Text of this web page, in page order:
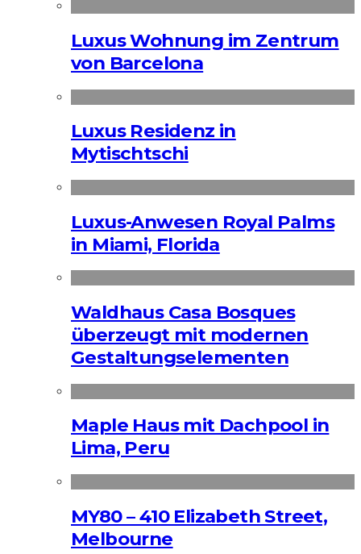
Luxus Wohnung im Zentrum
von Barcelona
Luxus Residenz in
Mytischtschi
Luxus-Anwesen Royal Palms
in Miami, Florida
Waldhaus Casa Bosques
überzeugt mit modernen
Gestaltungselementen
Maple Haus mit Dachpool in
Lima, Peru
MY80 – 410 Elizabeth Street,
Melbourne